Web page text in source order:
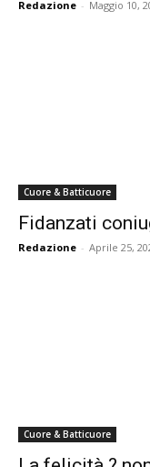
Redazione - Maggio 10,
Cuore & Batticuore
Fidanzati
Redazione - Aprile 25,
Cuore & Batticuore